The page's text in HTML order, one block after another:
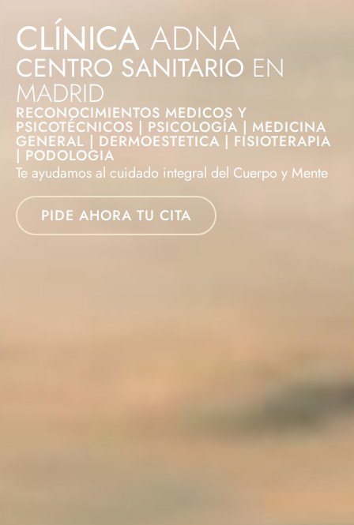
CLÍNICA ADNA
CENTRO SANITARIO EN
MADRID
RECONOCIMIENTOS MEDICOS Y
PSICOTÉCNICOS | PSICOLOGÍA | MEDICINA
GENERAL | DERMOESTETICA | FISIOTERAPIA
| PODOLOGIA
Te ayudamos al cuidado integral del Cuerpo y Mente
PIDE AHORA TU CITA